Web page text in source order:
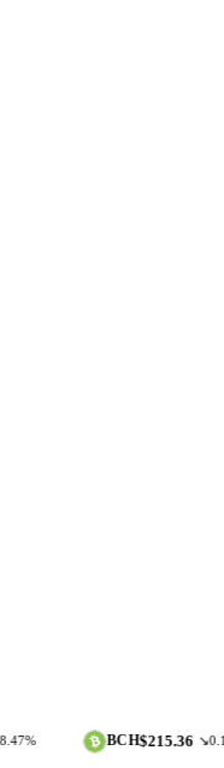
$215.36 ↘0.11%